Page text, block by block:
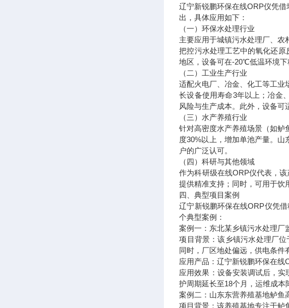
辽宁新锐鹏环保在线ORP仪凭
出，具体应用如下：
（一）环保水处理行业
主要应用于城镇污水处理厂、
把控污水处理工艺中的氧化还
地区，设备可在-20℃低温环境下
（二）工业生产行业
适配火电厂、冶金、化工等工
长设备使用寿命3年以上；冶金
风险与生产成本。此外，设备可
（三）水产养殖行业
针对高密度水产养殖场景（如
度30%以上，增加单池产量。
户的广泛认可。
（四）科研与其他领域
作为科研级在线ORP仪代表，
提供精准支持；同时，可用于饮
四、典型项目案例
辽宁新锐鹏环保在线ORP仪凭
个典型案例：
案例一：东北某乡镇污水处理厂
项目背景：该乡镇污水处理厂
同时，厂区地处偏远，供电条件
应用产品：辽宁新锐鹏环保在线
应用效果：设备安装调试后，
护周期延长至18个月，运维成本
案例二：山东东营养殖基地鲈鱼
项目背景：该养殖基地专注于